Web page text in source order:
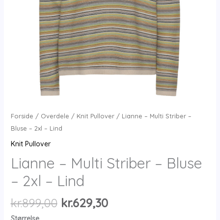
Forside / Overdele / Knit Pullover/ Lianne – Multi Striber –
Bluse – 2xl – Lind
Knit Pullover
Lianne – Multi Striber – Bluse
– 2xl – Lind
kr.899,00 Den
kr.629,30Den